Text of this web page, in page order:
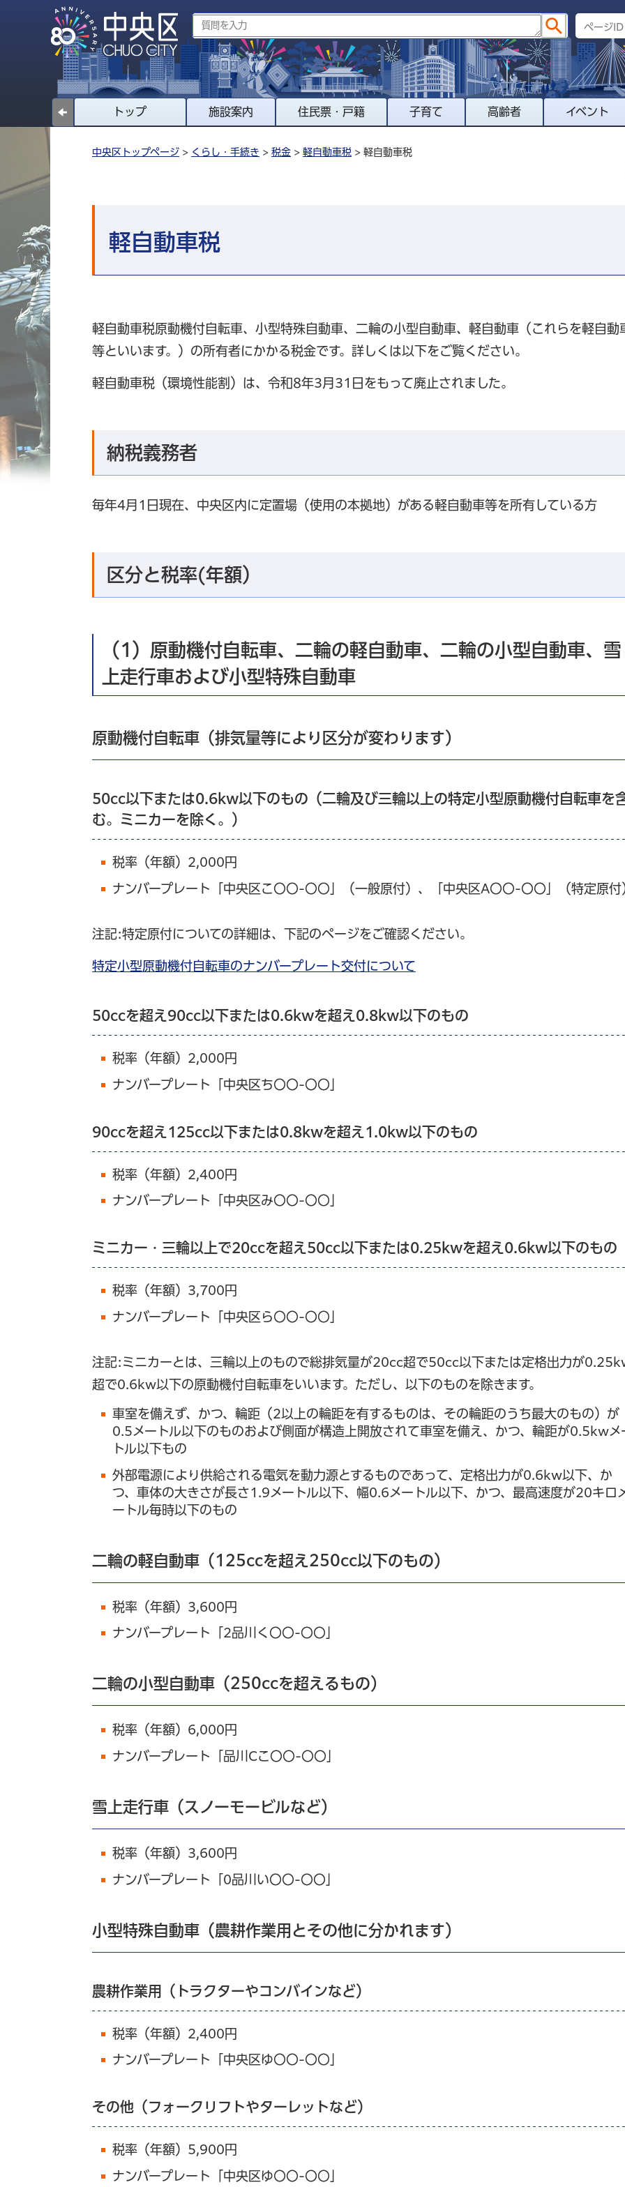
トップ 施設案内 住民票・戸籍 子育て 高齢者 イベント
中央区トップページ > くらし・手続き > 税金 > 軽自動車税 > 軽自動車税
軽自動車税
軽自動車税原動機付自転車、小型特殊自動車、二輪の小型自動車、軽自動車（これらを軽自動
等といいます。）の所有者にかかる税金です。詳しくは以下をご覧ください。
軽自動車税（環境性能割）は、令和8年3月31日をもって廃止されました。
納税義務者
毎年4月1日現在、中央区内に定置場（使用の本拠地）がある軽自動車等を所有している方
区分と税率(年額）
（1）原動機付自転車、二輪の軽自動車、二輪の小型自動車、雪
上走行車および小型特殊自動車
原動機付自転車（排気量等により区分が変わります）
50cc以下または0.6kw以下のもの（二輪及び三輪以上の特定小型原動機付自転車を
む。ミニカーを除く。）
税率（年額）2,000円
ナンバープレート「中央区こ〇〇-〇〇」（一般原付）、「中央区A〇〇-〇〇」（特定原付
注記:特定原付についての詳細は、下記のページをご確認ください。
特定小型原動機付自転車のナンバープレート交付について
50ccを超え90cc以下または0.6kwを超え0.8kw以下のもの
税率（年額）2,000円
ナンバープレート「中央区ち〇〇-〇〇」
90ccを超え125cc以下または0.8kwを超え1.0kw以下のもの
税率（年額）2,400円
ナンバープレート「中央区み〇〇-〇〇」
ミニカー・三輪以上で20ccを超え50cc以下または0.25kwを超え0.6kw以下のもの
税率（年額）3,700円
ナンバープレート「中央区ら〇〇-〇〇」
注記:ミニカーとは、三輪以上のもので総排気量が20cc超で50cc以下または定格出力が
超で0.6kw以下の原動機付自転車をいいます。ただし、以下のものを除きます。
車室を備えず、かつ、輪距（2以上の輪距を有するものは、その輪距のうち最大のもの）が
0.5メートル以下のものおよび側面が構造上開放されて車室を備え、かつ、輪距が0.5kwメ
トル以下もの
外部電源により供給される電気を動力源とするものであって、定格出力が0.6kw以下、か
つ、車体の大きさが長さ1.9メートル以下、幅0.6メートル以下、かつ、最高速度が20キロ
ートル毎時以下のもの
二輪の軽自動車（125ccを超え250cc以下のもの）
税率（年額）3,600円
ナンバープレート「2品川く〇〇-〇〇」
二輪の小型自動車（250ccを超えるもの）
税率（年額）6,000円
ナンバープレート「品川Cこ〇〇-〇〇」
雪上走行車（スノーモービルなど）
税率（年額）3,600円
ナンバープレート「0品川い〇〇-〇〇」
小型特殊自動車（農耕作業用とその他に分かれます）
農耕作業用（トラクターやコンバインなど）
税率（年額）2,400円
ナンバープレート「中央区ゆ〇〇-〇〇」
その他（フォークリフトやターレットなど）
税率（年額）5,900円
ナンバープレート「中央区ゆ〇〇-〇〇」